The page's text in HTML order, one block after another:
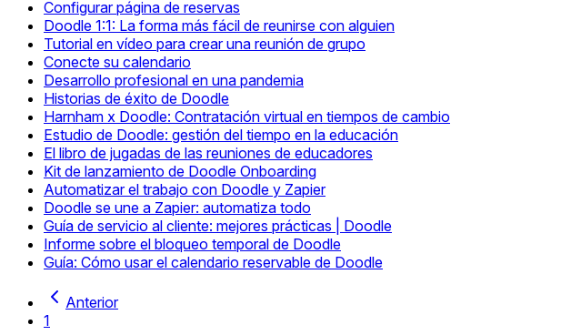
Configurar página de reservas
Doodle 1:1: La forma más fácil de reunirse con alguien
Tutorial en vídeo para crear una reunión de grupo
Conecte su calendario
Desarrollo profesional en una pandemia
Historias de éxito de Doodle
Harnham x Doodle: Contratación virtual en tiempos de cambio
Estudio de Doodle: gestión del tiempo en la educación
El libro de jugadas de las reuniones de educadores
Kit de lanzamiento de Doodle Onboarding
Automatizar el trabajo con Doodle y Zapier
Doodle se une a Zapier: automatiza todo
Guía de servicio al cliente: mejores prácticas | Doodle
Informe sobre el bloqueo temporal de Doodle
Guía: Cómo usar el calendario reservable de Doodle
Anterior
1